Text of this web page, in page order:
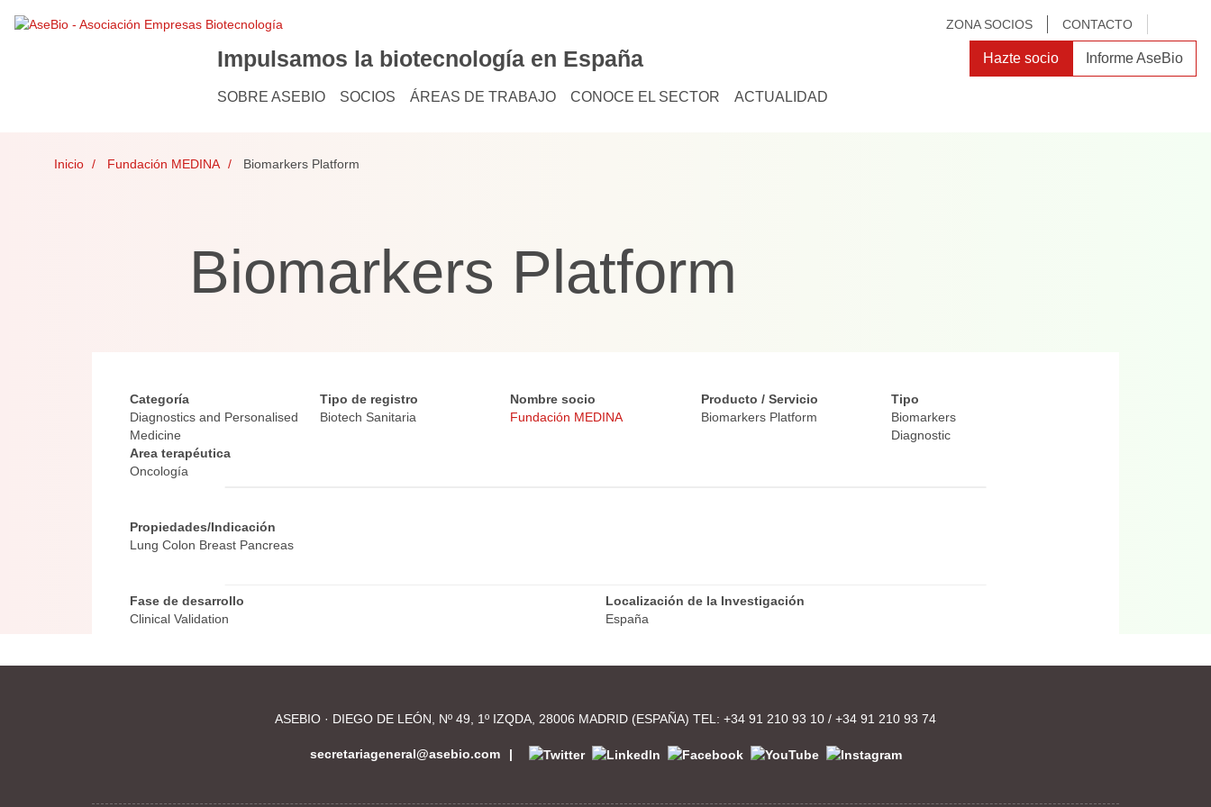
ZONA SOCIOS CONTACTO
search
Impulsamos la biotecnología en España Hazte socio Informe AseBio
SOBRE ASEBIO SOCIOS ÁREAS DE TRABAJO CONOCE EL SECTOR ACTUALIDAD
Inicio Fundación MEDINA Biomarkers Platform
Biomarkers Platform
Categoría
Diagnostics and Personalised
Medicine
Tipo de registro
Biotech Sanitaria
Nombre socio
Fundación MEDINA
Producto / Servicio
Biomarkers Platform
Tipo
Biomarkers
Diagnostic
Area terapéutica
Oncología
Propiedades/Indicación
Lung Colon Breast Pancreas
Fase de desarrollo
Clinical Validation
Localización de la Investigación
España
ASEBIO · DIEGO DE LEÓN, Nº 49, 1º IZQDA, 28006 MADRID (ESPAÑA) TEL: +34 91 210 93 10 / +34 91 210 93 74
secretariageneral@asebio.com